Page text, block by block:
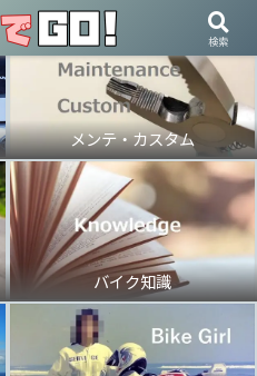
メンテ・カスタム
バイク知識
検索